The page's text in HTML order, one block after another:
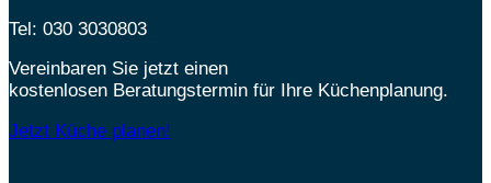
Tel: 030 3030803
Vereinbaren Sie jetzt einen
kostenlosen Beratungstermin für Ihre Küchenplanung.
Jetzt Küche planen!